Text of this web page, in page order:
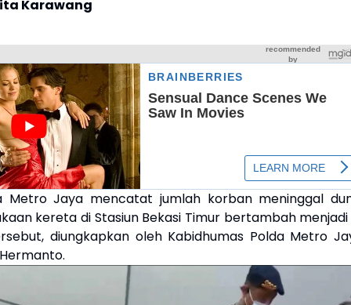
Karawang
Metro Jaya mencatat jumlah korban meninggal
kereta di Stasiun Bekasi Timur bertambah menjadi
diungkapkan oleh Kabidhumas Polda Metro